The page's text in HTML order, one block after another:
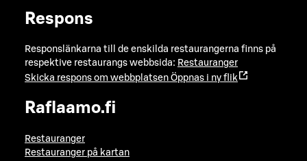
Respons
Responslänkarna till de enskilda restaurangerna finns på
respektive restaurangs webbsida: Restauranger
Skicka respons om webbplatsen Öppnas i ny flik
Raflaamo.fi
Restauranger
Restauranger på kartan